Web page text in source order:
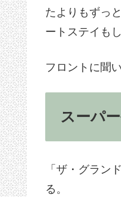
たよりもずっ
ートステイも
フロントに聞
スーパ
「ザ・グラン
る。